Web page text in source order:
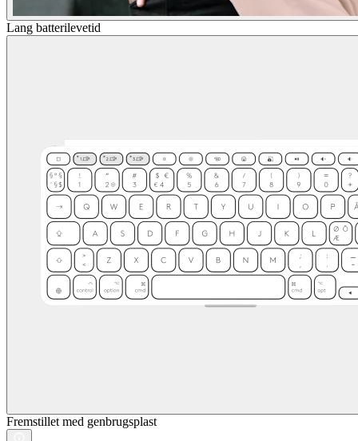
Lang batterilevetid
Fremstillet med genbrugsplast